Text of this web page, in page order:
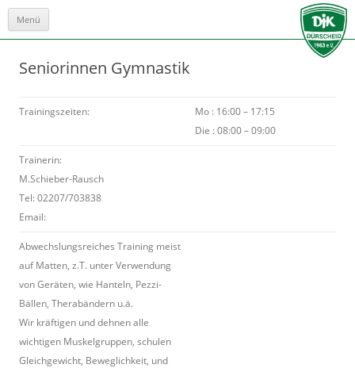
Menü
Zum
springen
Seniorinnen Gymnastik
Trainingszeiten:
Mo : 16:00 – 17:15
Die : 08:00 – 09:00
Trainerin:
M.Schieber-Rausch
Tel: 02207/703838
Email:
Abwechslungsreiches Training meist
auf Matten, z.T. unter Verwendung
von Geräten, wie Hanteln, Pezzi-
Bällen, Therabändern u.ä.
Wir kräftigen und dehnen alle
wichtigen Muskelgruppen, schulen
Gleichgewicht, Beweglichkeit, und